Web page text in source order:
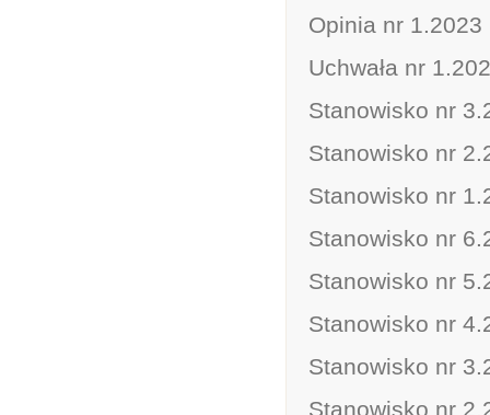
Opinia nr 1.2023
Uchwała nr
Stanowisko nr
Stanowisko nr
Stanowisko nr
Stanowisko nr
Stanowisko nr
Stanowisko nr
Stanowisko nr
Stanowisko nr